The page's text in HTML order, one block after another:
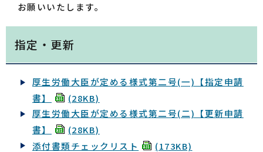
お願いいたします。
指定・更新
厚生労働大臣が定める様式第二号(一)【指定申請
書】
(28KB)
厚生労働大臣が定める様式第二号(二)【更新申請
書】
(28KB)
添付書類チェックリスト
(173KB)